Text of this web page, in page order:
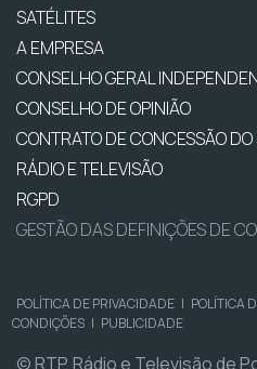
SATÉLITES
A EMPRESA
CONSELHO GERAL
CONSELHO DE OPINIÃO
CONTRATO DE CONCESSÃO
RÁDIO E TELEVISÃO
RGPD
GESTÃO DAS DEFINIÇÕES DE
POLÍTICA DE PRIVACIDADE | POLÍTICA
CONDIÇÕES | PUBLICIDADE
© RTP, Rádio e Televisão de